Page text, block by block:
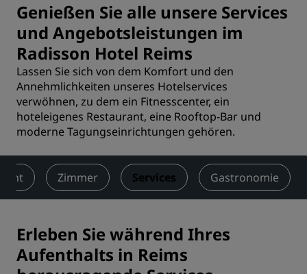
Genießen Sie alle unsere Services
und Angebotsleistungen im
Radisson Hotel Reims
Lassen Sie sich von dem Komfort und den
Annehmlichkeiten unseres Hotelservices
verwöhnen, zu dem ein Fitnesscenter, ein
hoteleigenes Restaurant, eine Rooftop-Bar und
moderne Tagungseinrichtungen gehören.
Zimmer Services Gastronomie
Erleben Sie während Ihres
Aufenthalts in Reims